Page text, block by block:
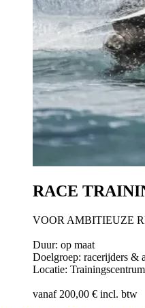
RACE
VOOR AMBITIEUZE
Duur: op maat
Doelgroep: racerijders &
Locatie:
vanaf 200,00 € incl. btw